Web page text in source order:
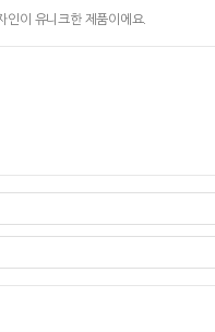
인이 유니크한 제품이에요.